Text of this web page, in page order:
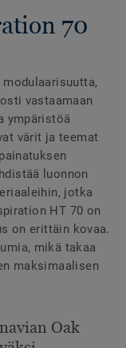
70
vastaamaan
ympäristöä
värit ja teemat
luonnon
jotka
HT 70 on
on erittäin kovaa.
mikä takaa
maksimaalisen
Oak